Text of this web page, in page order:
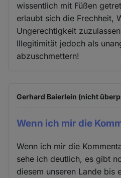
wissentlich mit Füßen
erlaubt sich die Frechheit,
Ungerechtigkeit
Illegitimität jedoch als
abzuschmettern!
Gerhard Baierlein (nicht
Wenn ich mir die
Wenn ich mir die
sehe ich deutlich, es gibt
diesem unseren Lande bis